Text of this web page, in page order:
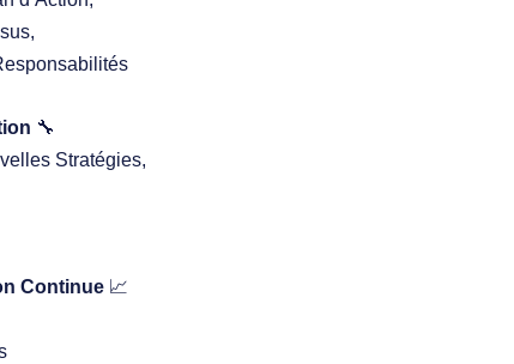
🔧
Stratégies,
Continue 📈